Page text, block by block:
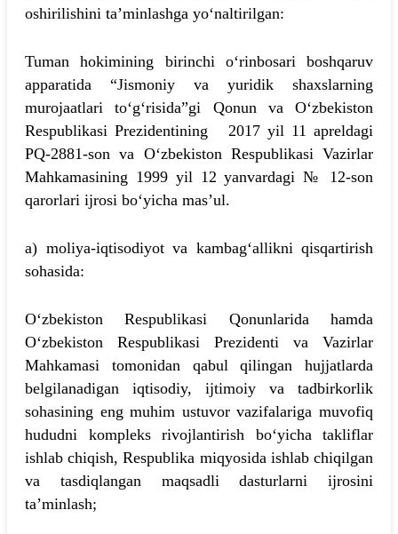
oshirilishini ta’minlashga yo‘naltirilgan:
Tuman hokimining birinchi o‘rinbosari boshqaruv
apparatida “Jismoniy va yuridik shaxslarning
murojaatlari to‘g‘risida”gi Qonun va O‘zbekiston
Respublikasi Prezidentining 2017 yil 11 apreldagi
PQ-2881-son va O‘zbekiston Respublikasi Vazirlar
Mahkamasining 1999 yil 12 yanvardagi № 12-son
qarorlari ijrosi bo‘yicha mas’ul.
a) moliya-iqtisodiyot va kambag‘allikni qisqartirish
sohasida:
O‘zbekiston Respublikasi Qonunlarida hamda
O‘zbekiston Respublikasi Prezidenti va Vazirlar
Mahkamasi tomonidan qabul qilingan hujjatlarda
belgilanadigan iqtisodiy, ijtimoiy va tadbirkorlik
sohasining eng muhim ustuvor vazifalariga muvofiq
hududni kompleks rivojlantirish bo‘yicha takliflar
ishlab chiqish, Respublika miqyosida ishlab chiqilgan
va tasdiqlangan maqsadli dasturlarni ijrosini
ta’minlash;